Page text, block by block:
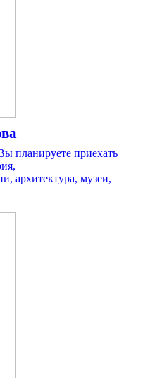
планируете приехать
архитектура, музеи,